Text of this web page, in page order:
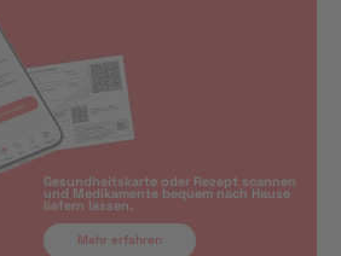
Gesundheitskarte oder Rezept scannen
und Medikamente bequem nach Hause
liefern lassen.
Mehr erfahren